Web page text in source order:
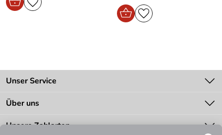
Unser Service
Kontakt
Über uns
Unsere Bestseller
Unsere Zahlarten